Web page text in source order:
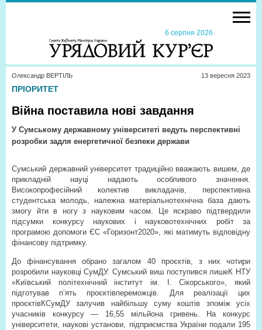
6 серпня 2026
Олександр ВЕРТІЛЬ 13 вересня 2023
ПРІОРИТЕТ
Війна поставила нові завдання
У Сумському державному університеті ведуть перспективні
розробки задля енергетичної безпеки держави
Сумський державний університет традиційно вважають вишем, де
прикладній науці надають особливого значення.
Високопрофесійний колектив викладачів, перспективна
студентська молодь, належна матеріально­технічна база дають
змогу йти в ногу з науковим часом. Це яскраво підтвердили
підсумки конкурсу наукових і науково­технічних робіт за
програмою допомоги ЄС «Горизонт­2020», які матимуть відповідну
фінансову підтримку.
До фінансування обрано загалом 40 проєктів, з них чотири
розробили науковці СумДУ. Сумський виш поступився лишеК НТУ
«Київський політехнічний інститут ім. І. Сікорського», який
підготував п’ять проєктів­переможців. Для реалізації цих
проєктівКСумДУ залучив найбільшу суму коштів з­поміж усіх
учасників конкурсу — 16,55 мільйона гривень. На конкурс
університети, наукові установи, підприємства України подали 195